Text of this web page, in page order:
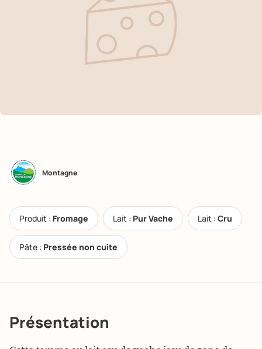
Montagne
Produit : Fromage Lait : Pur Vache Lait : Cru
Pâte : Pressée non cuite
Présentation